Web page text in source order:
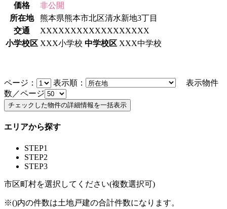
価格
非公開
所在地
熊本県熊本市北区清水新地3丁目
交通
XXXXXXXXXXXXXXXXXX
小学校区 XXX小学校 中学校区 XXX中学校
ページ： 表示順：
表示物件
数／ページ
エリアから探す
STEP1
STEP2
STEP3
市区町村を選択してください(複数選択可)
※()内の件数は土地戸建の合計件数になります。